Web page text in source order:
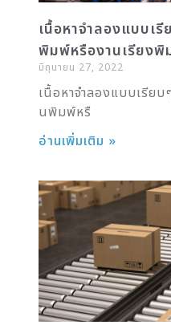
เนื้อหาจำลองแบบเ
พิมพ์หรืองานเรียง
มิถุนายน 27, 2022
เนื้อหาจำลองแบบเรีย
นพิมพ์หรื
อ่านเพิ่มเติม »